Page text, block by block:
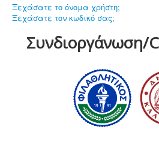
Ξεχάσατε το όνομα χρήστη;
Ξεχάσατε τον κωδικό σας;
Συνδιοργάνωση/